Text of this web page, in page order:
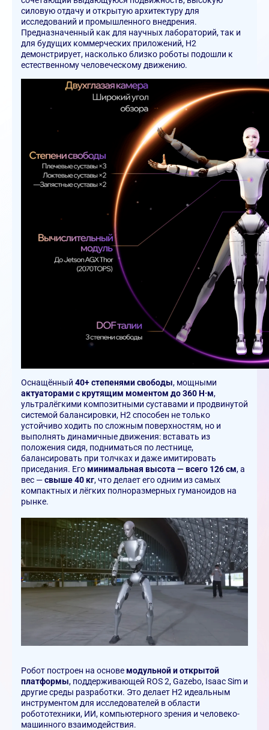
силовую отдачу и открытую архитектуру для
исследований и промышленного внедрения.
Предназначенный как для научных лабораторий, так и
для будущих коммерческих приложений, H2
демонстрирует, насколько близко роботы подошли к
естественному человеческому движению.
Оснащённый 40+ степенями свободы, мощными
актуаторами с крутящим моментом до 360 Н·м,
ультралёгкими композитными суставами и продвинутой
системой балансировки, H2 способен не только
устойчиво ходить по сложным поверхностям, но и
выполнять динамичные движения: вставать из
положения сидя, подниматься по лестнице,
балансировать при толчках и даже имитировать
приседания. Егоминимальная высота — всего 126 см, а
вес —свыше 40 кг, что делает его одним из самых
компактных и лёгких полноразмерных гуманоидов на
рынке.
Робот построен на основемодульной и открытой
платформы, поддерживающей ROS 2, Gazebo, Isaac Sim и
другие среды разработки. Это делает H2 идеальным
инструментом для исследователей в области
робототехники, ИИ, компьютерного зрения и человеко-
машинного взаимодействия.